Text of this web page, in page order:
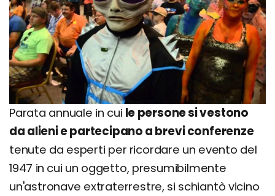
Parata annuale in cui le persone si vestono
da alieni e partecipano a brevi conferenze
tenute da esperti per ricordare un evento del
1947 in cui un oggetto, presumibilmente
un'astronave extraterrestre, si schiantò vicino